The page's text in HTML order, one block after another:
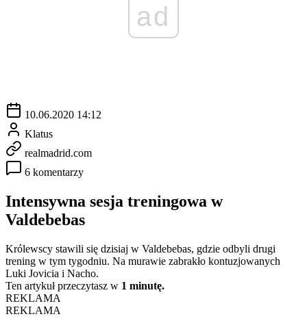
ad
10.06.2020 14:12
Klatus
realmadrid.com
6 komentarzy
Intensywna sesja treningowa w
Valdebebas
Królewscy stawili się dzisiaj w Valdebebas, gdzie odbyli drugi
trening w tym tygodniu. Na murawie zabrakło kontuzjowanych
Luki Jovicia i Nacho.
Ten artykuł przeczytasz w 1 minutę.
REKLAMA
REKLAMA